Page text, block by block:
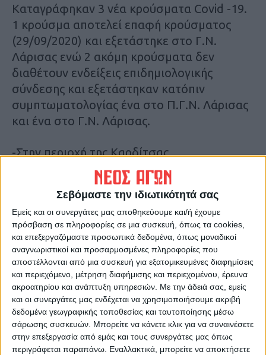
Σεβόμαστε την ιδιωτικότητά σας
Εμείς και οι συνεργάτες μας αποθηκεύουμε και/ή έχουμε
πρόσβαση σε πληροφορίες σε μια συσκευή, όπως τα cookies,
και επεξεργαζόμαστε προσωπικά δεδομένα, όπως μοναδικοί
αναγνωριστικοί και προσαρμοσμένες πληροφορίες που
αποστέλλονται από μια συσκευή για εξατομικευμένες διαφημίσεις
και περιεχόμενο, μέτρηση διαφήμισης και περιεχομένου, έρευνα
ακροατηρίου και ανάπτυξη υπηρεσιών. Με την άδειά σας, εμείς
και οι συνεργάτες μας ενδέχεται να χρησιμοποιήσουμε ακριβή
δεδομένα γεωγραφικής τοποθεσίας και ταυτοποίησης μέσω
σάρωσης συσκευών. Μπορείτε να κάνετε κλικ για να συναινέσετε
στην επεξεργασία από εμάς και τους συνεργάτες μας όπως
περιγράφεται παραπάνω. Εναλλακτικά, μπορείτε να αποκτήσετε
Καταγράφηκαν 3 νέα κρούσματα Covid -19.
1 κρούσμα αποτελεί επαφή κρούσματος
(29/09/2020) και εξετάστηκε στο Γ.Ν.
Λάρισας ενώ 2 ακόμη κρούσματα δεν
διαθέτουν ενδείξεις επιδημιολογικής
σύνδεσης και εξετάστηκαν κατόπιν
συμπτωματολογίας ένα στο Π.Γ.Ν. Λάρισας
και ένα στο Γ.Ν. Λάρισας.
-Στην περιοχή της Καρδίτσας
Καταγράφηκαν 3 νέα κρούσματα Covid -19.
2 κρούσματα προσήλθαν και εξετάστηκαν
στο Γ.Ν. Καρδίτσας κατόπιν
συμπτωματολογίας ενώ 1 ακόμη αποτελεί
επαφή κρούσματος (02/10/2020) και
εξετάστηκε στο ίδιο νοσοκομείο.
-Στην περιοχή του Βόλου
Καταγράφηκαν 3 νέα κρούσματα Covid -19.
Πρόκειται για στενές επαφές κρουσμάτων
(02/10/2020) και προέκυψαν κατόπιν
Ιχνηλατήσεως.